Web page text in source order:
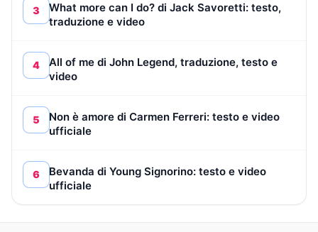
3
What more can I do? di Jack Savoretti: testo,
traduzione e video
4
All of me di John Legend, traduzione, testo e
video
5
Non è amore di Carmen Ferreri: testo e video
ufficiale
6
Bevanda di Young Signorino: testo e video
ufficiale